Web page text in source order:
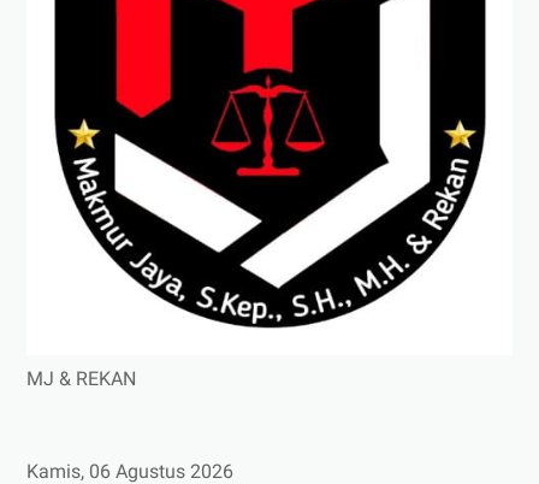
MJ & REKAN
Kamis, 06 Agustus 2026